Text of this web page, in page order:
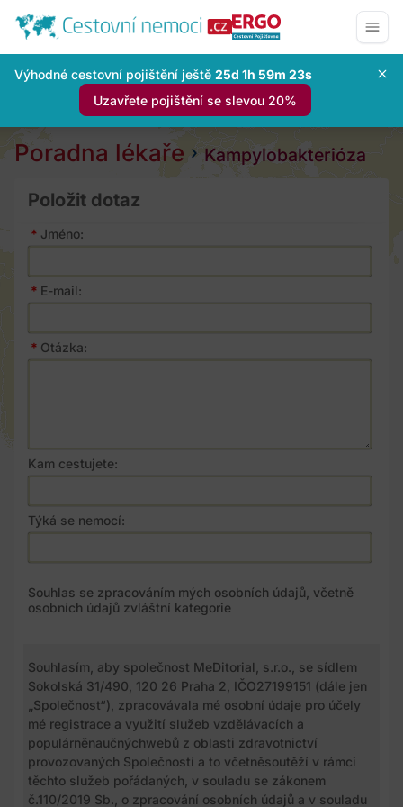
Výhodné cestovní pojištění ještě 25d 1h 59m 22s
Uzavřete pojištění se slevou 20%
Poradna lékaře Kampylobakterióza
Položit dotaz
* Jméno:
* E-mail:
* Otázka:
Kam cestujete:
Týká se nemocí:
Souhlas se zpracováním mých osobních údajů, včetně
osobních údajů zvláštní kategorie
Souhlasím, aby společnost MeDitorial, s.r.o., se sídlem
Sokolská 31/490, 120 26 Praha 2, IČO27199151 (dále jen
„Společnost“), zpracovávala mé osobní údaje pro účely
mé registrace a využití služeb vzdělávacích a
populárněnaučnýchwebů z oblasti zdravotnictví
provozovaných Společností a to včetněsoutěží v rámci
těchto služeb pořádaných, v souladu se zákonem
č.110/2019 Sb., o zpracování osobních údajů a v souladu